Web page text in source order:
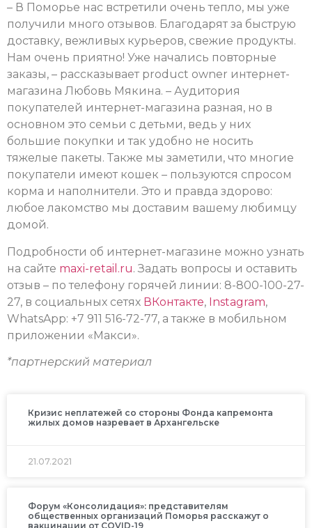
– В Поморье нас встретили очень тепло, мы уже
получили много отзывов. Благодарят за быструю
доставку, вежливых курьеров, свежие продукты.
Нам очень приятно! Уже начались повторные
заказы, – рассказывает product owner интернет-
магазина Любовь Мякина. – Аудитория
покупателей интернет-магазина разная, но в
основном это семьи с детьми, ведь у них
большие покупки и так удобно не носить
тяжелые пакеты. Также мы заметили, что многие
покупатели имеют кошек – пользуются спросом
корма и наполнители. Это и правда здорово:
любое лакомство мы доставим вашему любимцу
домой.
Подробности об интернет-магазине можно узнать
на сайте maxi-retail.ru. Задать вопросы и оставить
отзыв – по телефону горячей линии: 8-800-100-27-
27, в социальных сетях ВКонтакте, Instagram,
WhatsApp: +7 911 516-72-77, а также в мобильном
приложении «Макси».
*партнерский материал
Кризис неплатежей со стороны Фонда капремонта
жилых домов назревает в Архангельске
21.07.2021
Форум «Консолидация»: представителям
общественных организаций Поморья расскажут о
вакцинации от COVID-19